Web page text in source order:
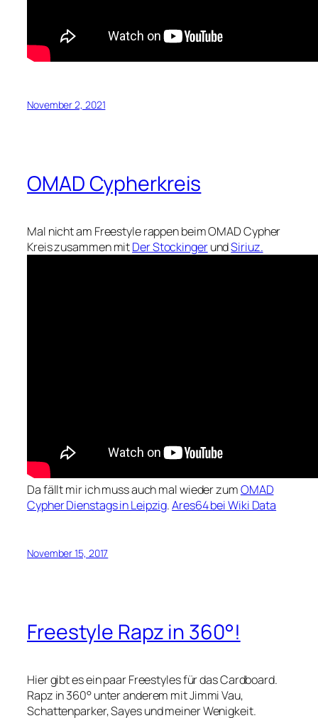
November 2, 2021
OMAD Cypherkreis
Mal nicht am Freestyle rappen beim OMAD Cypher
Kreis zusammen mitDer StockingerundSiriuz.
Da fällt mir ich muss auch mal wieder zumOMAD
Cypher Dienstags in Leipzig.Ares64 bei Wiki Data
November 15, 2017
Freestyle Rapz in 360°!
Hier gibt es ein paar Freestyles für das Cardboard.
Rapz in 360° unter anderem mit Jimmi Vau,
Schattenparker, Sayes und meiner Wenigkeit.